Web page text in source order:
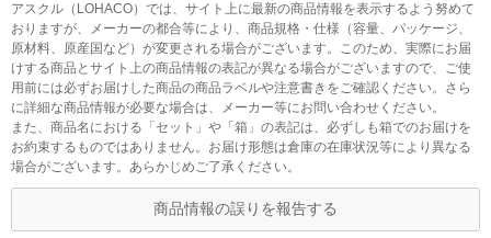
アスクル（LOHACO）では、サイト上に最新の商品情報を表示するよう努めて
おりますが、メーカーの都合等により、商品規格・仕様（容量、パッケージ、
原材料、原産国など）が変更される場合がございます。このため、実際にお届
けする商品とサイト上の商品情報の表記が異なる場合がございますので、ご使
用前には必ずお届けした商品の商品ラベルや注意書きをご確認ください。さら
に詳細な商品情報が必要な場合は、メーカー等にお問い合わせください。
また、商品名における「セット」や「箱」の表記は、必ずしも箱でのお届けを
お約束するものではありません。お届け形態は倉庫の在庫状況等により異なる
場合がございます。あらかじめご了承ください。
商品情報の誤りを報告する